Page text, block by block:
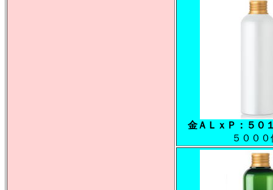
金ＡＬｘＰ：５０
５００